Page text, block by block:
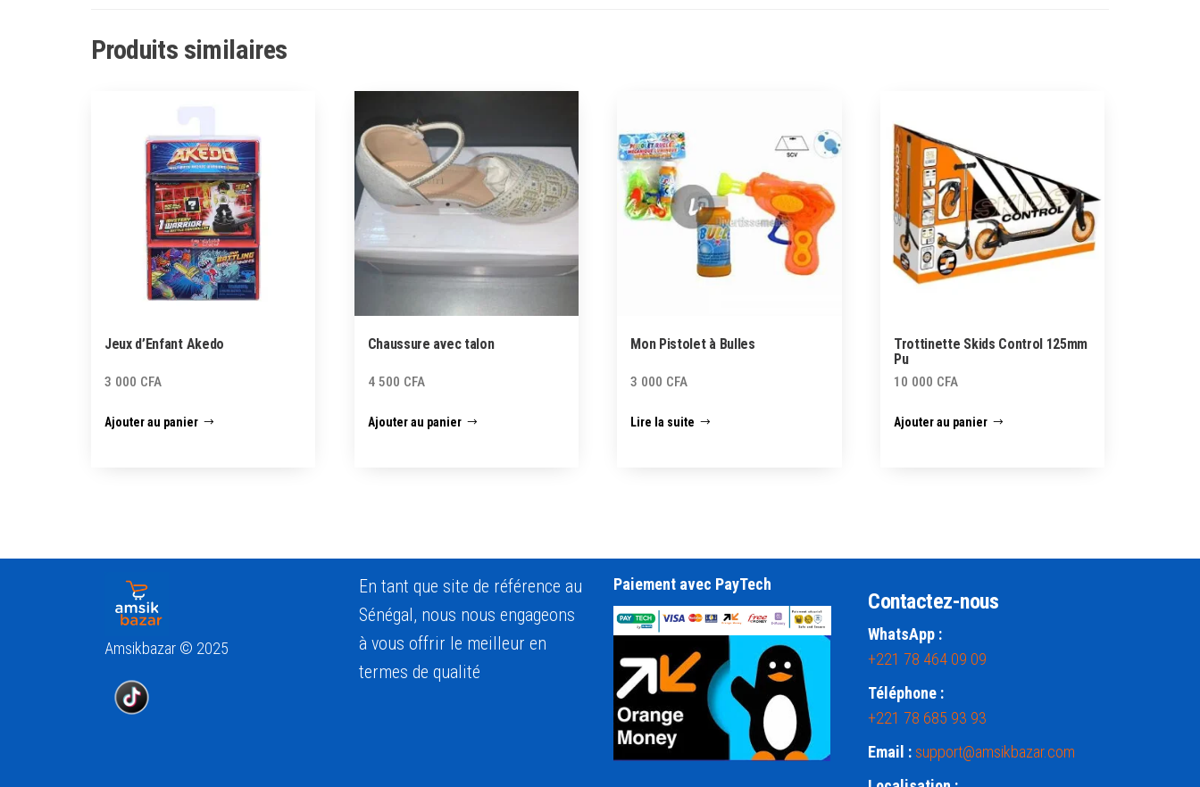
Produits similaires
Jeux d’Enfant Akedo
3 000 CFA
Ajouter au panier
Chaussure avec talon
4 500 CFA
Ajouter au panier
Mon Pistolet à Bulles
3 000 CFA
Lire la suite
Trottinette Skids Control 125mm
Pu
10 000 CFA
Ajouter au panier
Amsikbazar © 2025
En tant que site de référence au
Sénégal, nous nous engageons
à vous offrir le meilleur en
termes de qualité
Paiement avec PayTech
Contactez-nous
WhatsApp :
+221 78 464 09 09
Téléphone :
+221 78 685 93 93
Email : support@amsikbazar.com